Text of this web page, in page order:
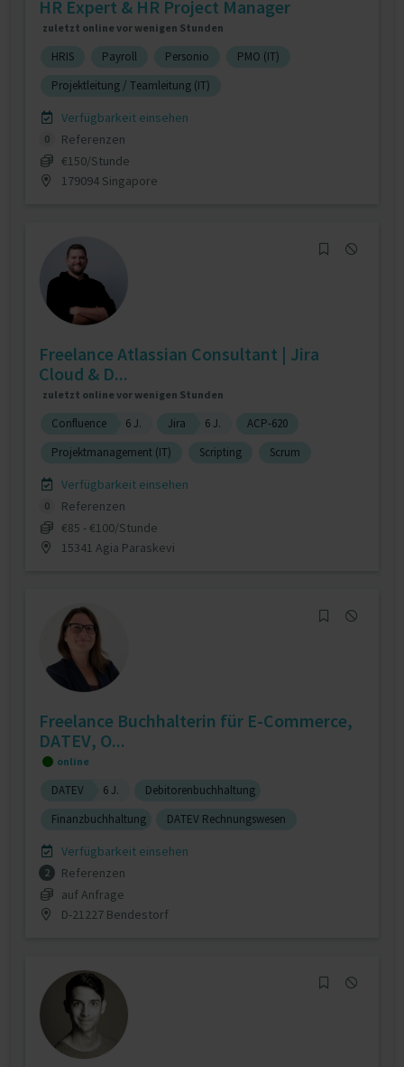
HR Expert & HR Project Manager
zuletzt online vor wenigen Stunden
HRIS Payroll Personio
PMO (IT)
Projektleitung / Teamleitung (IT)
Verfügbarkeit einsehen
0
Referenzen
€150/Stunde
179094 Singapore
Freelance Atlassian Consultant | Jira
Cloud & D...
zuletzt online vor wenigen Stunden
Confluence 6 J. Jira 6 J.
ACP-620
Projektmanagement (IT)
Scripting Scrum
Verfügbarkeit einsehen
0
Referenzen
€85 - €100/Stunde
15341 Agia Paraskevi
Freelance Buchhalterin für E-Commerce,
DATEV, O...
online
DATEV 6 J.
Debitorenbuchhaltung
Finanzbuchhaltung
DATEV Rechnungswesen
Verfügbarkeit einsehen
2
Referenzen
auf Anfrage
D-21227 Bendestorf